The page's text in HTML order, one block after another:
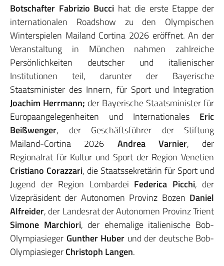
Botschafter Fabrizio Bucci hat die erste Etappe der
internationalen Roadshow zu den Olympischen
Winterspielen Mailand Cortina 2026 eröffnet. An der
Veranstaltung in München nahmen zahlreiche
Persönlichkeiten deutscher und italienischer
Institutionen teil, darunter der Bayerische
Staatsminister des Innern, für Sport und Integration
Joachim Herrmann; der Bayerische Staatsminister für
Europaangelegenheiten und Internationales Eric
Beißwenger, der Geschäftsführer der Stiftung
Mailand-Cortina 2026 Andrea Varnier, der
Regionalrat für Kultur und Sport der Region Venetien
Cristiano Corazzari, die Staatssekretärin für Sport und
Jugend der Region Lombardei Federica Picchi, der
Vizepräsident der Autonomen Provinz Bozen Daniel
Alfreider, der Landesrat der Autonomen Provinz Trient
Simone Marchiori, der ehemalige italienische Bob-
Olympiasieger Gunther Huber und der deutsche Bob-
OlympiasiegerChristoph Langen.